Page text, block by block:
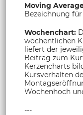
Moving
Bezeichnung für
Wochenchart:
wöchentlichen
liefert der
Beitrag zum
Kerzencharts
Kursverhalten
Wochenhoch
---